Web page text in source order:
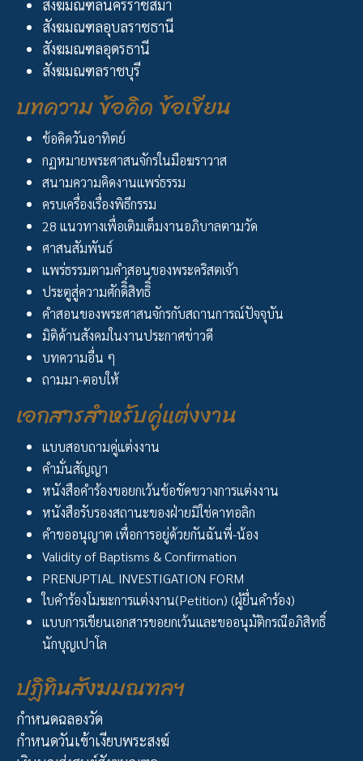
สังฆมณฑลนครราชสีมา
สังฆมณฑลอุบลราชธานี
สังฆมณฑลอุดรธานี
สังฆมณฑลราชบุรี
บทความ ข้อคิด ข้อเขียน
ข้อคิดวันอาทิตย์
กฏหมายพระศาสนจักรในมือฆราวาส
สนามความคิดงานแพร่ธรรม
ครบเครื่องเรื่องพิธีกรรม
28 แนวทางเพื่อเติมเต็มงานอภิบาลตามวัด
ศาสนสัมพันธ์
แพร่ธรรมตามคำสอนของพระคริสตเจ้า
ประตูสู่ความศักดิิ์สิทธิิ์
คำสอนของพระศาสนจักรกับสถานการณ์ปัจจุบัน
มิติด้านสังคมในงานประกาศข่าวดี
บทความอื่น ๆ
ถามมา-ตอบให้
เอกสารสำหรับคู่แต่งงาน
แบบสอบถามคู่แต่งงาน
คำมั่นสัญญา
หนังสือคำร้องขอยกเว้นข้อขัดขวางการแต่งงาน
หนังสือรับรองสถานะของฝ่ายมิใช่คาทอลิก
คำขออนุญาต เพื่อการอยู่ด้วยกันฉันพี่-น้อง
Validity of Baptisms & Confirmation
PRENUPTIAL INVESTIGATION FORM
ใบคำร้องโมฆะการแต่งงาน(Petition) (ผู้ยื่นคำร้อง)
แบบการเขียนเอกสารขอยกเว้นและขออนุมัติกรณีอภิสิทธิ์
นักบุญเปาโล
ปฏิทินสังฆมณฑลฯ
กำหนดฉลองวัด
กำหนดวันเข้าเงียบพระสงฆ์